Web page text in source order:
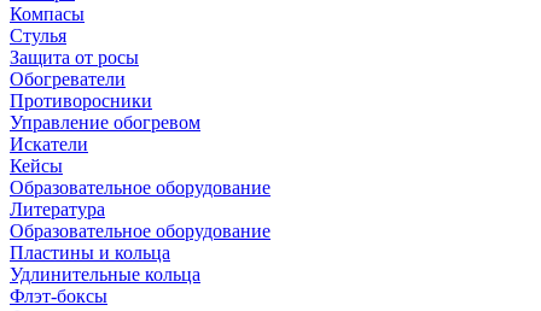
Компасы
Стулья
Защита от росы
Обогреватели
Противоросники
Управление обогревом
Искатели
Кейсы
Образовательное оборудование
Литература
Образовательное оборудование
Пластины и кольца
Удлинительные кольца
Флэт-боксы